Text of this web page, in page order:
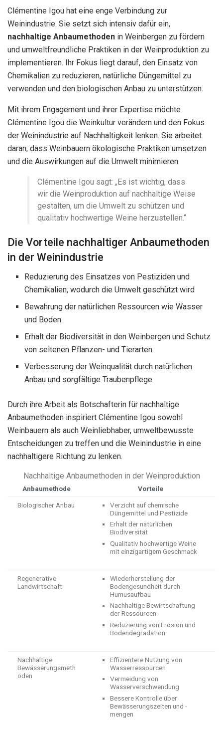
Clémentine Igou hat eine enge Verbindung zur
Weinindustrie. Sie setzt sich intensiv dafür ein,
nachhaltige Anbaumethoden in Weinbergen zu fördern
und umweltfreundliche Praktiken in der Weinproduktion zu
implementieren. Ihr Fokus liegt darauf, den Einsatz von
Chemikalien zu reduzieren, natürliche Düngemittel zu
verwenden und den biologischen Anbau zu unterstützen.
Mit ihrem Engagement und ihrer Expertise möchte
Clémentine Igou die Weinkultur verändern und den Fokus
der Weinindustrie auf Nachhaltigkeit lenken. Sie arbeitet
daran, dass Weinbauern ökologische Praktiken umsetzen
und die Auswirkungen auf die Umwelt minimieren.
Clémentine Igou sagt: „Es ist wichtig, dass
wir die Weinproduktion auf nachhaltige Weise
gestalten, um die Umwelt zu schützen und
qualitativ hochwertige Weine herzustellen.“
Die Vorteile nachhaltiger Anbaumethoden
in der Weinindustrie
Reduzierung des Einsatzes von Pestiziden und
Chemikalien, wodurch die Umwelt geschützt wird
Bewahrung der natürlichen Ressourcen wie Wasser
und Boden
Erhalt der Biodiversität in den Weinbergen und Schutz
von seltenen Pflanzen- und Tierarten
Verbesserung der Weinqualität durch natürlichen
Anbau und sorgfältige Traubenpflege
Durch ihre Arbeit als Botschafterin für nachhaltige
Anbaumethoden inspiriert Clémentine Igou sowohl
Weinbauern als auch Weinliebhaber, umweltbewusste
Entscheidungen zu treffen und die Weinindustrie in eine
nachhaltigere Richtung zu lenken.
Nachhaltige Anbaumethoden in der Weinproduktion
Anbaumethode Vorteile
Biologischer Anbau
Verzicht auf chemische
Düngemittel und Pestizide
Erhalt der natürlichen
Biodiversität
Qualitativ hochwertige Weine
mit einzigartigem Geschmack
Regenerative
Landwirtschaft
Wiederherstellung der
Bodengesundheit durch
Humusaufbau
Nachhaltige Bewirtschaftung
der Ressourcen
Reduzierung von Erosion und
Bodendegradation
Nachhaltige
Bewässerungsmeth
oden
Effizientere Nutzung von
Wasserressourcen
Vermeidung von
Wasserverschwendung
Bessere Kontrolle über
Bewässerungszeiten und -
mengen